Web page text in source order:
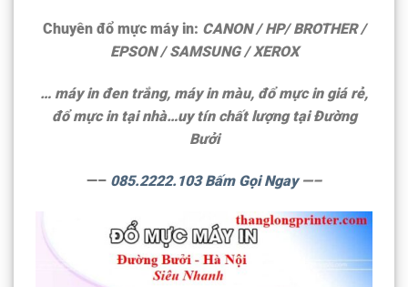
Chuyên đổ mực máy in: CANON / HP/ BROTHER /
EPSON / SAMSUNG / XEROX
… máy in đen trắng, máy in màu, đổ mực in giá rẻ,
đổ mực in tại nhà…uy tín chất lượng tạiĐường
Bưởi
—– 085.2222.103 Bấm Gọi Ngay —–